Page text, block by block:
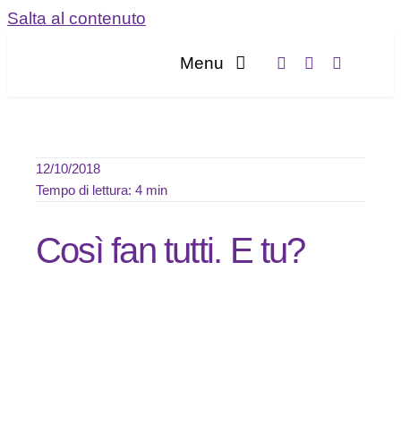
Salta al contenuto
Menu
12/10/2018
Tempo di lettura: 4 min
Così fan tutti. E tu?